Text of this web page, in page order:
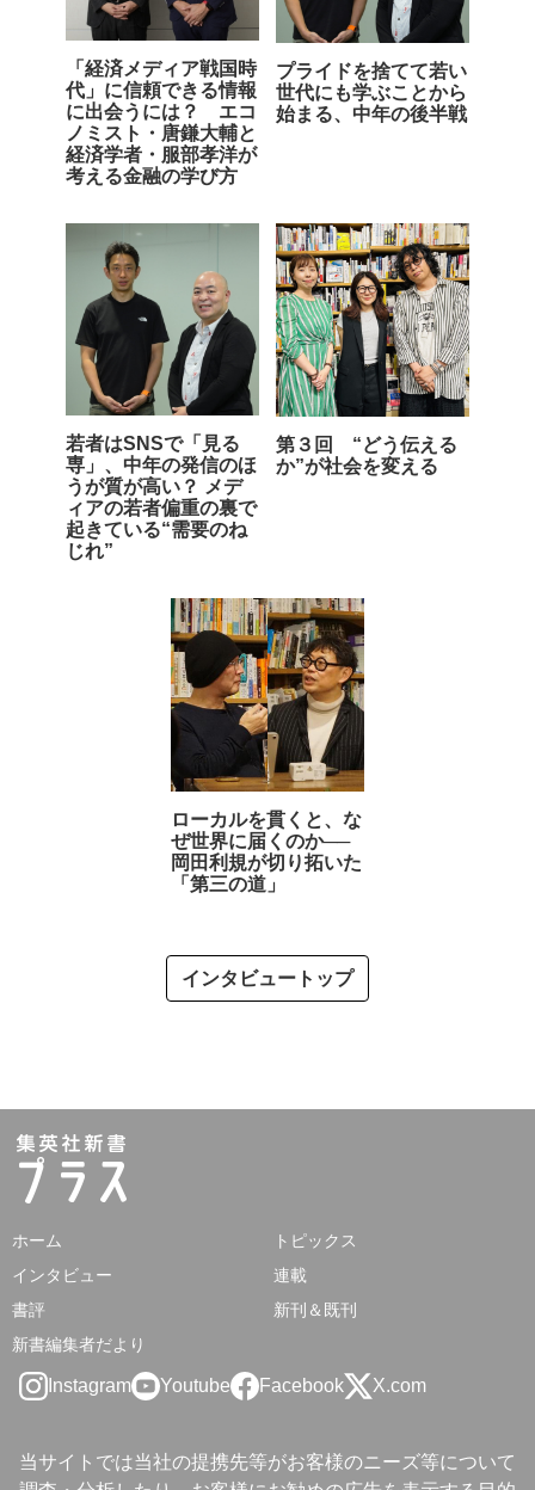
「経済メディア戦国時
代」に信頼できる情報
に出会うには？ エコ
ノミスト・唐鎌大輔と
経済学者・服部孝洋が
考える金融の学び方
プライドを捨てて若い
世代にも学ぶことから
始まる、中年の後半戦
若者はSNSで「見る
専」、中年の発信のほ
うが質が高い？ メデ
ィアの若者偏重の裏で
起きている“需要のね
じれ”
第３回 “どう伝える
か”が社会を変える
ローカルを貫くと、な
ぜ世界に届くのか──
岡田利規が切り拓いた
「第三の道」
インタビュートップ
ホーム
トピックス
インタビュー
連載
書評
新刊＆既刊
新書編集者だより
Instagram Youtube Facebook X.com
当サイトでは当社の提携先等がお客様のニーズ等について